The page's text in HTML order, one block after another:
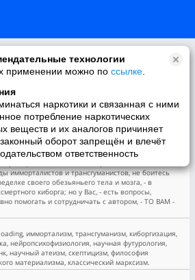
технологии
применении можно по ссылке
наркотики и связанная с ними
потребление наркотических
веществ и их аналогов причиняет
оборот запрещён и влечёт
ответственность
бессмертия.
жалкой смертной обезьяной, и умирать от
случаев, а желаете быть бессмертным при жизни
цивилизации вместе с ее планетой; но Вы, - не
бога, душу и загробную жизнь), не верите и в
(про торсионные поля, квантовое сознание, и
псевдобессмерие в книгах и детях; если Вы, -
и порожденные ею высокие технологии; если Вы, -
имморталистов и трансгуманистов, не боитесь
своего обезьяньего тела и мозга, - в
киборга; но у Вас, - есть вопросы,
помогать и сотрудничать с автором, - ТО ВАМ -
иммортализм, трансгуманизм, киборгизация,
нейропсихофизиология, научная футурология,
научный атеизм, скептицизм, философия
материализма, классический марксизм.